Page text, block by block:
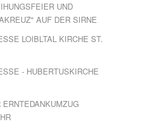
UND
AUF DER SIRNE
LOIBLTAL KIRCHE ST.
- HUBERTUSKIRCHE